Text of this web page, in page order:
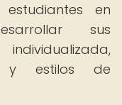
en
sus
y estilos de